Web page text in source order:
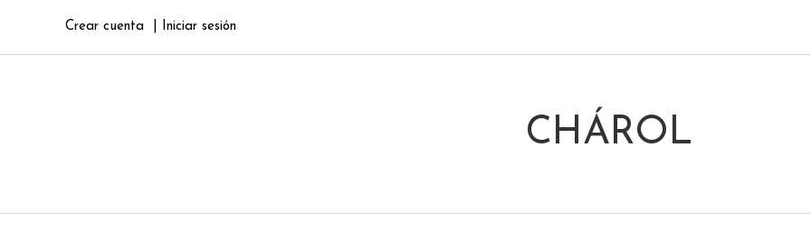
Crear cuenta Iniciar sesión
CHÁROL